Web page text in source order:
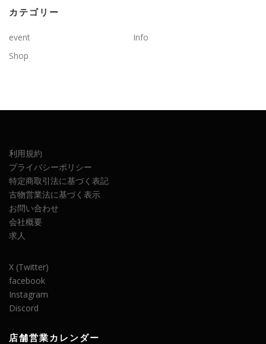
カテゴリー
event
Info
Shop
利用規約
プライバシーポリシー
特定商取引法に基づく表記
古物営業法に基づく表示
お問い合わせ
会社概要
求人
X (Twitter)
facebook
Instagram
Discord
店舗営業カレンダー